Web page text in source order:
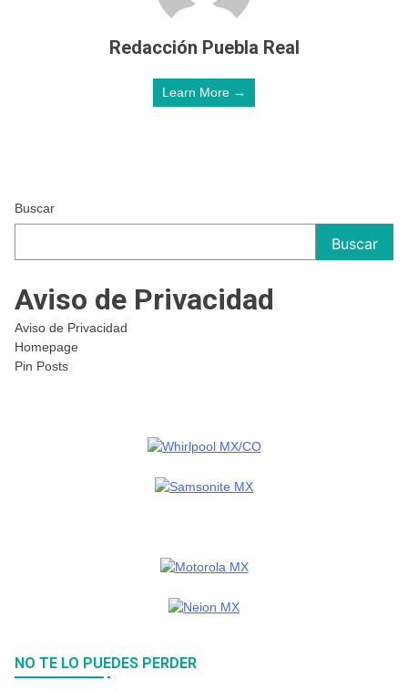
Redacción Puebla Real
Learn More →
Buscar
Buscar
Aviso de Privacidad
Aviso de Privacidad
Homepage
Pin Posts
NO TE LO PUEDES PERDER